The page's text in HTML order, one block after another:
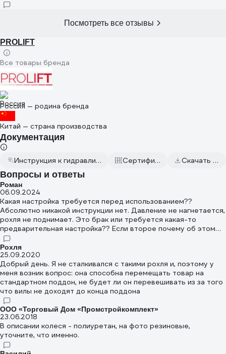
Посмотреть все отзывы
PROLIFT
Все товары бренда
Россия — родина бренда
Китай — страна производства
Документация
Инструкция к гидравлической тележке PROLIFT AC 25 L800 Сертификаты соответствия Скачать всю документацию
Вопросы и ответы
Роман
06.09.2024
Какая настройка требуется перед использованием??
Абсолютно никакой инструкции нет. Давление не нагнетается,
рохля не поднимает. Это брак или требуется какая-то
предварительная настройка?? Если второе почему об этом
нигде не сказано???
Рохля
25.09.2020
Добрый день. Я не сталкивался с такими рохля и, поэтому у
меня возник вопрос: она способна перемещать товар на
стандартном поддон, не будет ли он перевешивать из за того
что вилы не доходят до конца поддона
ООО «Торговый Дом «Промстройкомплект»
23.06.2018
В описании колеся - полиуретан, на фото резиновые,
уточните, что именно.